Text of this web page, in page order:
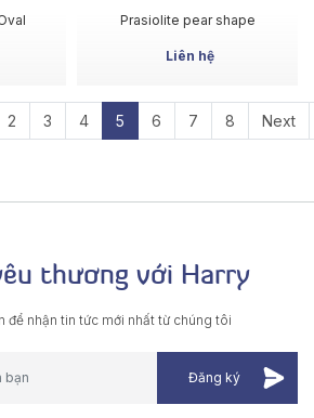
MUA NGAY
Prasiolite pear shape
Liên hệ
2 3 4 5 6 7 8 Next
thương với Harry
để nhận tin tức mới nhất từ chúng tôi